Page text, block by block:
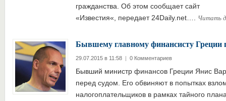
гражданства. Об этом сообщает сайт
«Известия«, передает 24Daily.net…. Читать
Бывшему главному финансисту Греции
29.07.2015 в 11:58 | 0 Комментариев
Бывший министр финансов Греции Янис
перед судом. Его обвиняют в попытках
налогоплательщиков в рамках тайного